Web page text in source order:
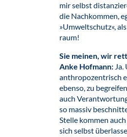
mir selbst
die Nachkommen,
»Umweltschutz«,
raum!
Sie meinen, wir
Anke Hofmann:
anthropozentrisch
ebenso, zu
auch
so massiv
Stelle kommen
sich selbst